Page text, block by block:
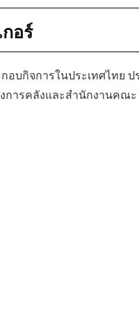
อร์
บกิจการในประเทศไทย ป
ารคลังและสำนักงานคณะ